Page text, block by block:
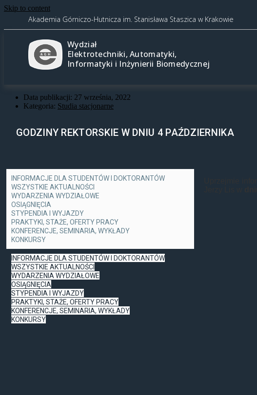
Skip to content
Akademia Górniczo-Hutnicza im. Stanisława Staszica w Krakowie
Wydział
Elektrotechniki, Automatyki,
Informatyki i Inżynierii Biomedycznej
Data publikacji: 27 września, 2022
Kategoria: Studia stacjonarne
GODZINY REKTORSKIE W DNIU 4 PAŹDZIERNIKA
INFORMACJE DLA STUDENTÓW I DOKTORANTÓW
WSZYSTKIE AKTUALNOŚCI
WYDARZENIA WYDZIAŁOWE
OSIĄGNIĘCIA
STYPENDIA I WYJAZDY
PRAKTYKI, STAŻE, OFERTY PRACY
KONFERENCJE, SEMINARIA, WYKŁADY
KONKURSY
Uprzejmie
INFORMACJE DLA STUDENTÓW I DOKTORANTÓW
WSZYSTKIE AKTUALNOŚCI
WYDARZENIA WYDZIAŁOWE
OSIĄGNIĘCIA
STYPENDIA I WYJAZDY
PRAKTYKI, STAŻE, OFERTY PRACY
KONFERENCJE, SEMINARIA, WYKŁADY
KONKURSY